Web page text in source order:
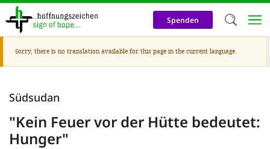
Skip
content
Spenden
Warning
message
Sorry, there is no translation available for this page in the current language.
Südsudan
"Kein Feuer vor der Hütte bedeutet:
Hunger"